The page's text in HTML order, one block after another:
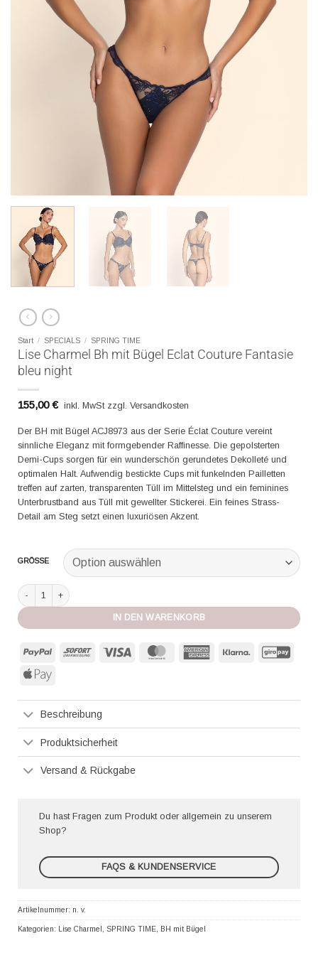
Start / SPECIALS / SPRING TIME
Lise Charmel Bh mit Bügel Eclat Couture Fantasie
bleu night
155,00€ inkl. MwSt zzgl. Versandkosten
Der BH mit Bügel ACJ8973 aus der Serie Éclat Couture vereint
sinnliche Eleganz mit formgebender Raffinesse. Die gepolsterten
Demi-Cups sorgen für ein wunderschön gerundetes Dekolleté und
optimalen Halt. Aufwendig bestickte Cups mit funkelnden Pailletten
treffen auf zarten, transparenten Tüll im Mittelsteg und ein feminines
Unterbrustband aus Tüll mit gewellter Stickerei. Ein feines Strass-
Detail am Steg setzt einen luxuriösen Akzent.
GRÖSSE
Lise Charmel Bh mit Bügel Eclat Couture Fantasie bleu night Menge
IN DEN WARENKORB
PayPal Sofort MasterCard American
Klarna
Apple
Beschreibung
Produktsicherheit
Versand & Rückgabe
Du hast Fragen zum Produkt oder allgemein zu unserem
Shop?
FAQS & KUNDENSERVICE
Artikelnummer: n. v.
Kategorien: Lise Charmel SPRING TIME BH mit Bügel